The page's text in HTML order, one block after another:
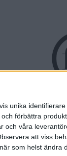
unika
förbättra
våra
att viss
som helst ändra